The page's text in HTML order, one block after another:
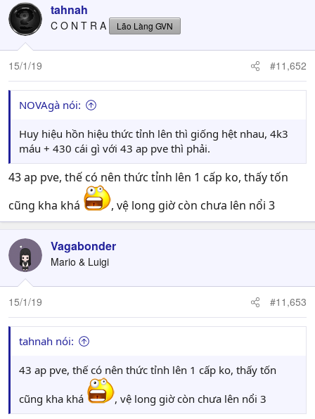
c
t
i
o
n
:
tahnah
C O N T R A Lão Làng GVN
15/1/19 #11,652
NOVAgà nói:
Huy hiệu hồn hiệu thức tỉnh lên thì giống hệt nhau, 4k3
máu + 430 cái gì với 43 ap pve thì phải.
43 ap pve, thế có nên thức tỉnh lên 1 cấp ko, thấy tốn
cũng kha khá
, vệ long giờ còn chưa lên nổi 3
Vagabonder
Mario & Luigi
15/1/19 #11,653
tahnah nói:
43 ap pve, thế có nên thức tỉnh lên 1 cấp ko, thấy tốn
cũng kha khá , vệ long giờ còn chưa lên nổi 3